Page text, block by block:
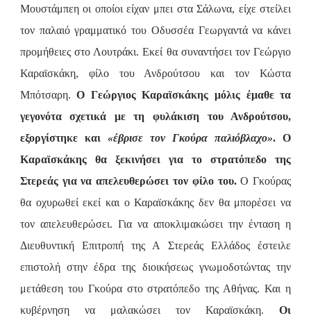
Μουστάμπεη οι οποίοι είχαν μπει στα Σάλωνα, είχε στείλει
τον παλαιό γραμματικό του Οδυσσέα Γεωργαντά να κάνει
προμήθειες στο Λουτράκι. Εκεί θα συναντήσει τον Γεώργιο
Καραϊσκάκη, φίλο του Ανδρούτσου και τον Κώστα
Μπότσαρη. Ο Γεώργιος Καραϊσκάκης μόλις έμαθε τα
γεγονότα σχετικά με τη φυλάκιση του Ανδρούτσου,
εξοργίστηκε και «έβρισε τον Γκούρα παλιόβλαχο». Ο
Καραϊσκάκης θα ξεκινήσει για το στρατόπεδο της
Στερεάς για να απελευθερώσει τον φίλο του. Ο Γκούρας
θα οχυρωθεί εκεί και ο Καραϊσκάκης δεν θα μπορέσει να
τον απελευθερώσει. Για να αποκλιμακώσει την ένταση η
Διευθυντική Επιτροπή της Α Στερεάς Ελλάδος έστειλε
επιστολή στην έδρα της διοικήσεως γνωμοδοτώντας την
μετάθεση του Γκούρα στο στρατόπεδο της Αθήνας. Και η
κυβέρνηση να μαλακώσει τον Καραϊσκάκη.
Οι